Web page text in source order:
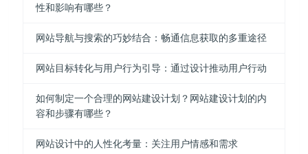
性和影响有哪些？
网站导航与搜索的巧妙结合：畅通信息获取的多重途径
网站目标转化与用户行为引导：通过设计推动用户行动
如何制定一个合理的网站建设计划？网站建设计划的内
容和步骤有哪些？
网站设计中的人性化考量：关注用户情感和需求